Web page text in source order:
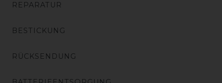
REPARATUR
BESTICKUNG
RÜCKSENDUNG